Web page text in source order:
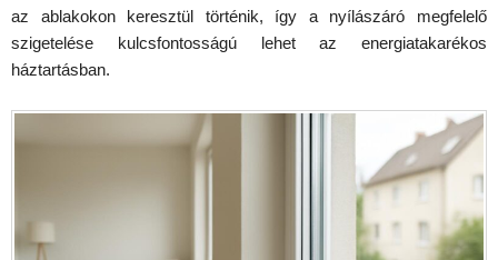
az ablakokon keresztül történik, így a nyílászáró megfelelő
szigetelése kulcsfontosságú lehet az energiatakarékos
háztartásban.